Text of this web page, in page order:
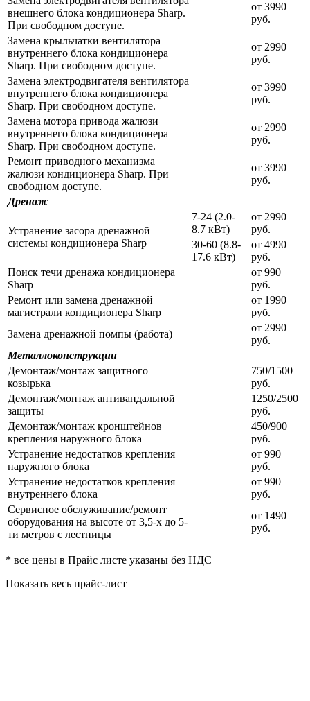
внешнего блока кондиционера Sharp.
При свободном доступе.
от 3990
руб.
Замена крыльчатки вентилятора
внутреннего блока кондиционера
Sharp. При свободном доступе.
от 2990
руб.
Замена электродвигателя вентилятора
внутреннего блока кондиционера
Sharp. При свободном доступе.
от 3990
руб.
Замена мотора привода жалюзи
внутреннего блока кондиционера
Sharp. При свободном доступе.
от 2990
руб.
Ремонт приводного механизма
жалюзи кондиционера Sharp. При
свободном доступе.
от 3990
руб.
Дренаж
Устранение засора дренажной
системы кондиционера Sharp
7-24 (2.0-
8.7 кВт)
от 2990
руб.
30-60 (8.8-
17.6 кВт)
от 4990
руб.
Поиск течи дренажа кондиционера
Sharp
от 990
руб.
Ремонт или замена дренажной
магистрали кондиционера Sharp
от 1990
руб.
Замена дренажной помпы (работа)
от 2990
руб.
Металлоконструкции
Демонтаж/монтаж защитного
козырька
750/1500
руб.
Демонтаж/монтаж антивандальной
защиты
1250/2500
руб.
Демонтаж/монтаж кронштейнов
крепления наружного блока
450/900
руб.
Устранение недостатков крепления
наружного блока
от 990
руб.
Устранение недостатков крепления
внутреннего блока
от 990
руб.
Сервисное обслуживание/ремонт
оборудования на высоте от 3,5-х до 5-
ти метров с лестницы
от 1490
руб.
* все цены в Прайс листе указаны без НДС
Показать весь прайс-лист